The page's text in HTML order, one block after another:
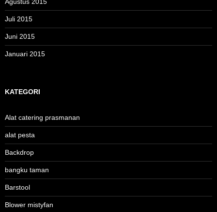
Juli 2015
Juni 2015
Januari 2015
KATEGORI
Alat catering prasmanan
alat pesta
Backdrop
bangku taman
Barstool
Blower mistyfan